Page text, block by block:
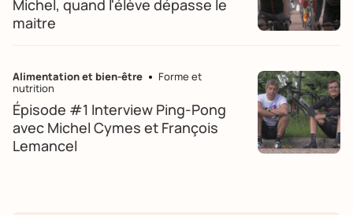
Michel, quand l'élève dépasse le
maitre
Alimentation et bien-être
Forme et
nutrition
Épisode #1 Interview Ping-Pong
avec Michel Cymes et François
Lemancel